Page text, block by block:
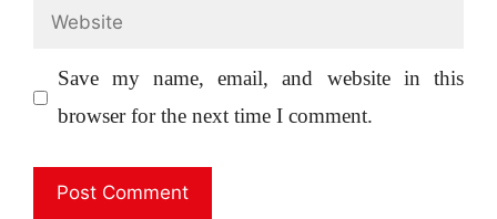
Website
Save my name, email, and website in this
browser for the next time I comment.